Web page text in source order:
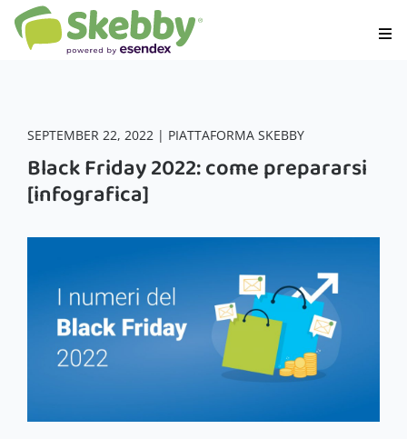
SEPTEMBER 22, 2022 | PIATTAFORMA SKEBBY
Black Friday 2022: come prepararsi
[infografica]